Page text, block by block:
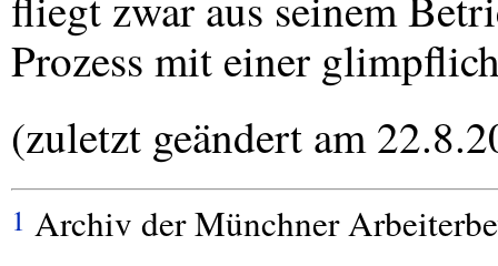
Prozess mit einer
(zuletzt geändert am
1 Archiv der Münchner